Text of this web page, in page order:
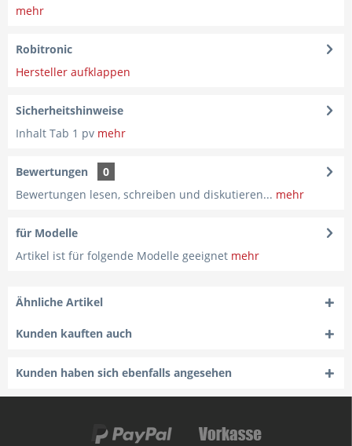
mehr
Robitronic
Hersteller aufklappen
Sicherheitshinweise
Inhalt Tab 1 pv mehr
Bewertungen
0
Bewertungen lesen, schreiben und diskutieren... mehr
für Modelle
Artikel ist für folgende Modelle geeignet mehr
Ähnliche Artikel
Kunden kauften auch
Kunden haben sich ebenfalls angesehen